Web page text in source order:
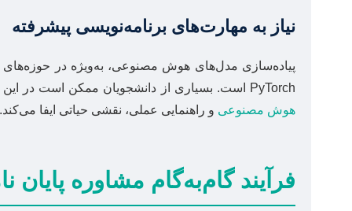
نیاز به مهارت‌های برنامه‌نویسی پیشرفته
PyTorch است. بسیاری از دانشجویان ممکن است در این زمینه ضعف‌هایی داشته باشند که روند کار را کند یا حتی متوقف کند. اینجاست که
هوش مصنوعی و راهنمایی عملی، نقشی حیاتی ایفا می‌کند.
فرآیند گام‌به‌گام مشاوره